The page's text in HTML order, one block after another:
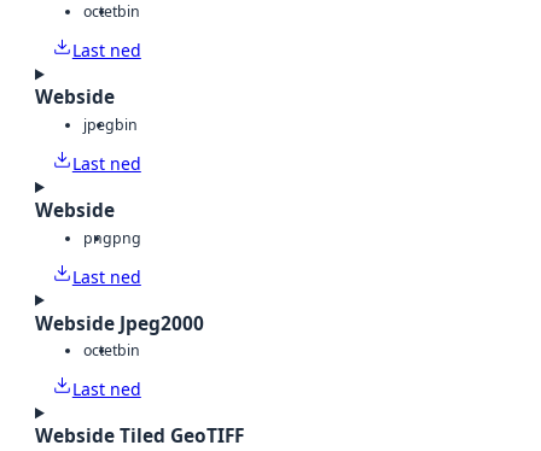
octetbin
Last ned
Webside
jpegbin
Last ned
Webside
pngpng
Last ned
Webside Jpeg2000
octetbin
Last ned
Webside Tiled GeoTIFF